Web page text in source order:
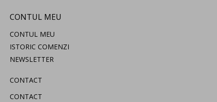
CONTUL MEU
CONTUL MEU
ISTORIC COMENZI
NEWSLETTER
CONTACT
CONTACT